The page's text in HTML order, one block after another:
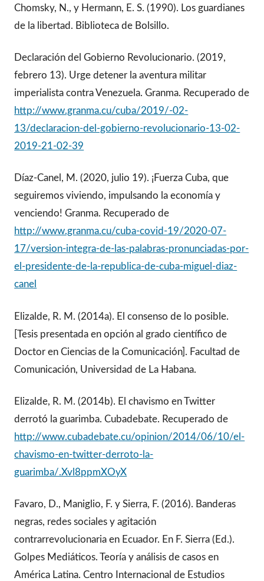
Chomsky, N., y Hermann, E. S. (1990). Los guardianes
de la libertad. Biblioteca de Bolsillo.
Declaración del Gobierno Revolucionario. (2019,
febrero 13). Urge detener la aventura militar
imperialista contra Venezuela. Granma. Recuperado de
http://www.granma.cu/cuba/2019/-02-
13/declaracion-del-gobierno-revolucionario-13-02-
2019-21-02-39
Díaz-Canel, M. (2020, julio 19). ¡Fuerza Cuba, que
seguiremos viviendo, impulsando la economía y
venciendo! Granma. Recuperado de
http://www.granma.cu/cuba-covid-19/2020-07-
17/version-integra-de-las-palabras-pronunciadas-por-
el-presidente-de-la-republica-de-cuba-miguel-diaz-
canel
Elizalde, R. M. (2014a). El consenso de lo posible.
[Tesis presentada en opción al grado científico de
Doctor en Ciencias de la Comunicación]. Facultad de
Comunicación, Universidad de La Habana.
Elizalde, R. M. (2014b). El chavismo en Twitter
derrotó la guarimba. Cubadebate. Recuperado de
http://www.cubadebate.cu/opinion/2014/06/10/el-
chavismo-en-twitter-derroto-la-
guarimba/.Xvl8ppmXOyX
Favaro, D., Maniglio, F. y Sierra, F. (2016). Banderas
negras, redes sociales y agitación
contrarrevolucionaria en Ecuador. En F. Sierra (Ed.).
Golpes Mediáticos. Teoría y análisis de casos en
América Latina. Centro Internacional de Estudios